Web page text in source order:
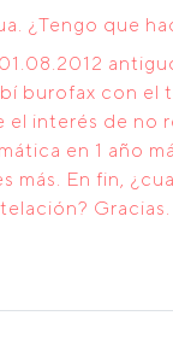
¿Tengo que
burofax con el
el interés de
en 1 año
más. En fin,